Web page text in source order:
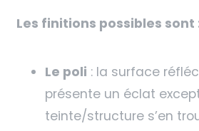
Les finitions possibles sont
Le poli : la surface
présente un éclat
teinte/structure s’en